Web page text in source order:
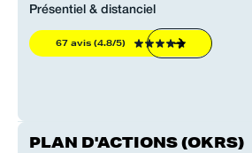
Présentiel & distanciel
67 avis (4.8/5)
PLAN D'ACTIONS (OKRS)